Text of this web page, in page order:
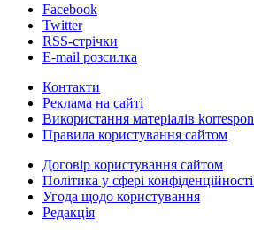
Facebook
Twitter
RSS-стрічки
E-mail розсилка
Контакти
Реклама на сайті
Використання матеріалів
Правила користування сайтом
Договір користування сайтом
Політика у сфері
Угода щодо користування
Редакція